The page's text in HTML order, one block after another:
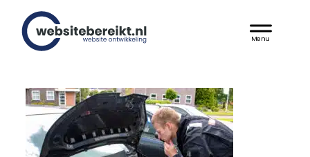
naar
de
hoofd
Websitebereikt.nl
Header